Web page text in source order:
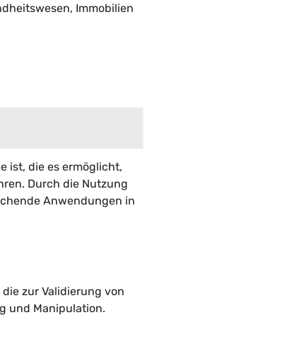
Immobilien
ist, die es ermöglicht,
Durch die Nutzung
Anwendungen in
zur Validierung von
und Manipulation.